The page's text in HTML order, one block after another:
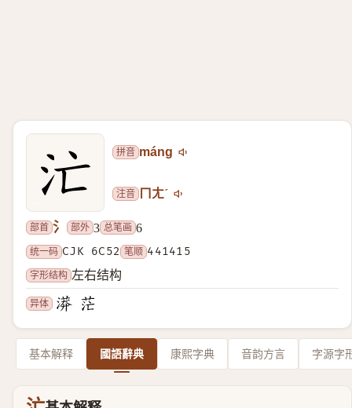
拼音 máng
注音 ㄇㄤˊ
部首 氵 部外 3 总笔画 6
统一码 CJK 6C52 笔顺 441415
字形结构 左右结构
异体
基本解释 國語辭典 康熙字典 音韵方言 字源字